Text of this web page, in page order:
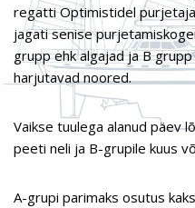
regatti Optimistidel
jagati senise
grupp ehk algajad ja B
harjutavad noored.
Vaikse tuulega alanud päev
peeti neli ja B-grupile kuus
A-grupi parimaks osutus